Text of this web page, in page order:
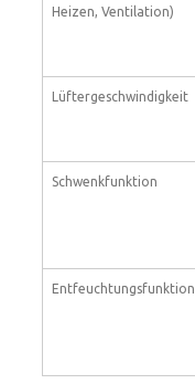
Heizen, Ventilation)
Lüftergeschwindigkeit
Schwenkfunktion
Entfeuchtungsfunktion